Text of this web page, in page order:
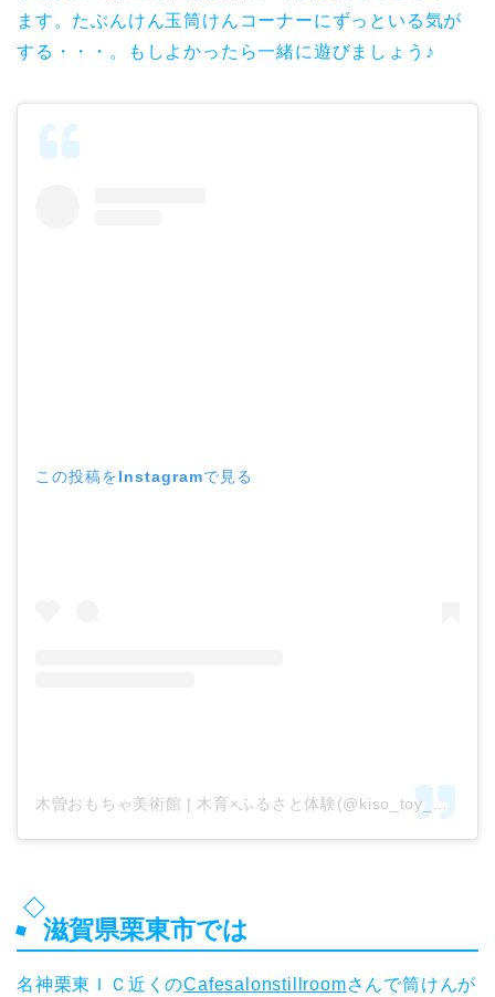
ます。たぶんけん玉筒けんコーナーにずっといる気が
する・・・。もしよかったら一緒に遊びましょう♪
この投稿をInstagramで見る
木曽おもちゃ美術館 | 木育×ふるさと体験(@kiso_toy_museum)がシェアした投稿
滋賀県栗東市では
名神栗東ＩＣ近くのCafesalonstillroomさんで筒けんが